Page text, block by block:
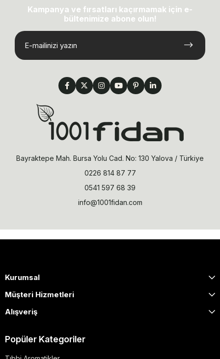
Kampanya ve fırsatları kaçırmamak için e-
bültenimize abone olun!
Bayraktepe Mah. Bursa Yolu Cad. No: 130 Yalova / Türkiye
0226 814 87 77
0541 597 68 39
info@1001fidan.com
Kurumsal
Müşteri Hizmetleri
Alışveriş
Popüler Kategoriler